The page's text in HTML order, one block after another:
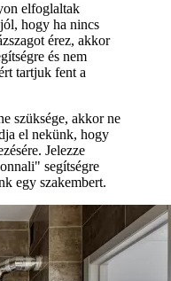
elfoglaltak
hogy ha nincs
érez, akkor
és nem
tartjuk fent a
szüksége, akkor ne
el nekünk, hogy
Jelezze
segítségre
egy szakembert.